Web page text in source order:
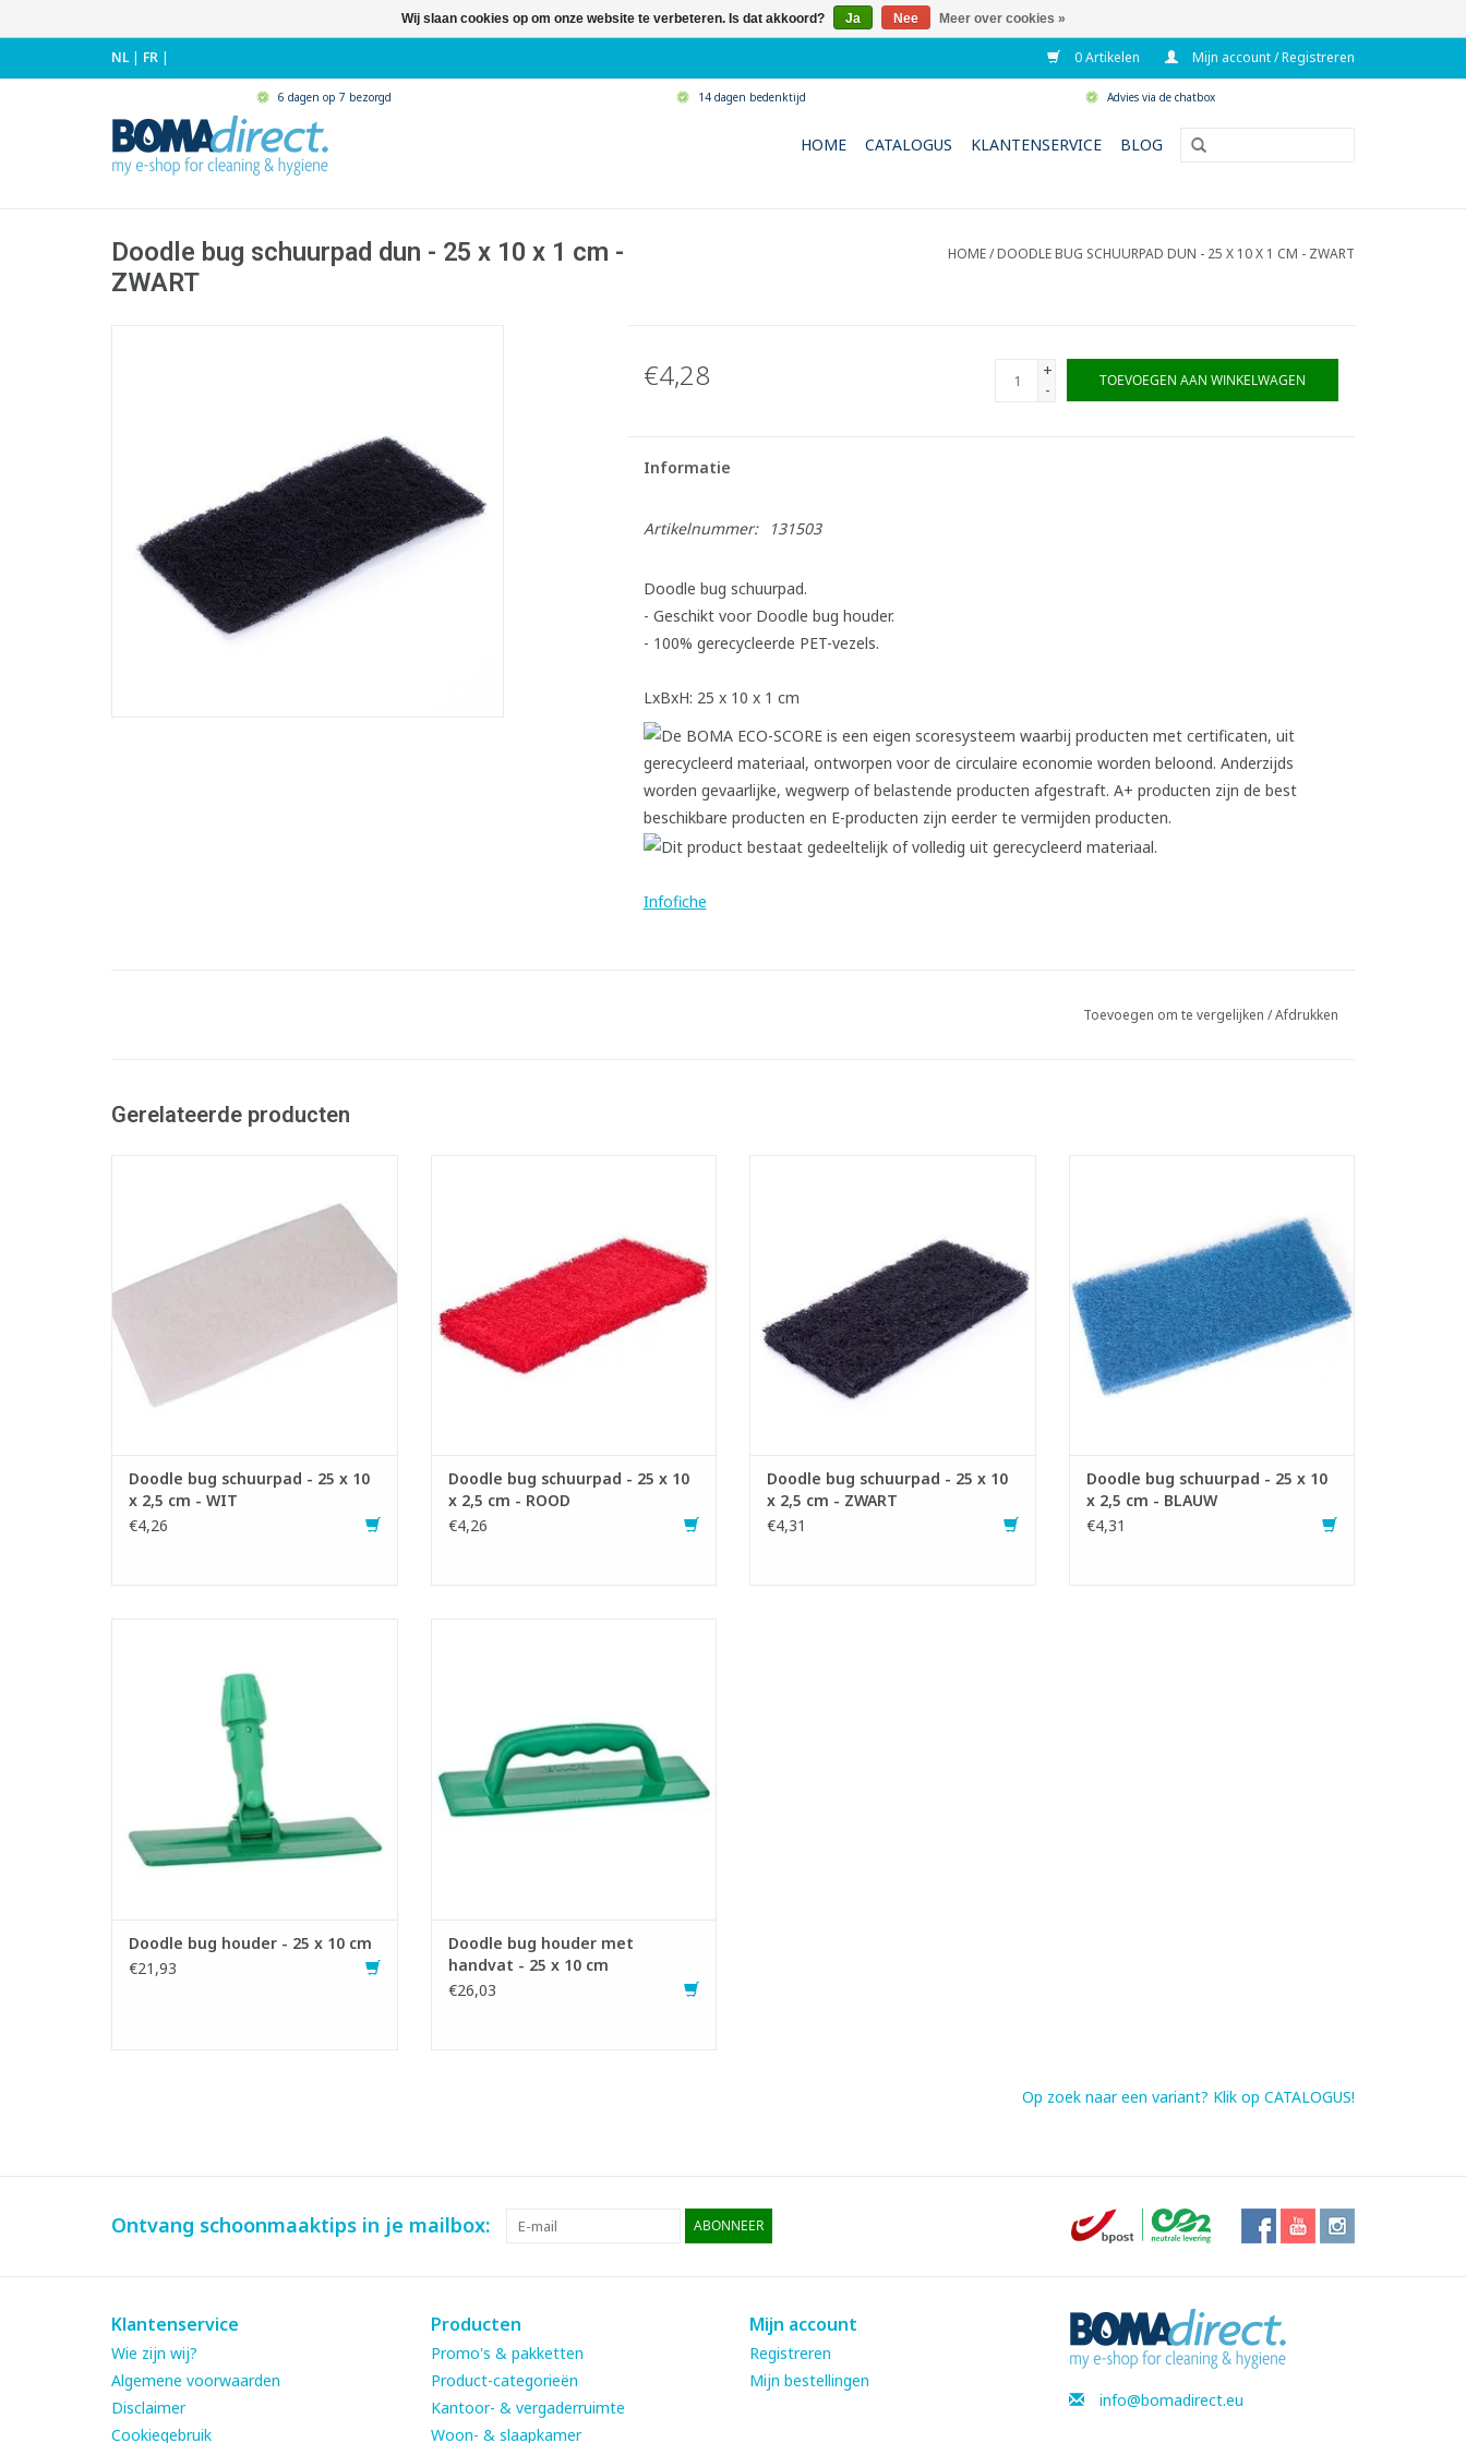
NL| FR | 0 Artikelen Mijn account / Registreren
6 dagen op 7 bezorgd 14 dagen bedenktijd Advies via de chatbox
HOME CATALOGUS KLANTENSERVICE BLOG
Doodle bug schuurpad dun - 25 x 10 x 1 cm -
ZWART
HOME/DOODLE BUG SCHUURPAD DUN - 25 X 10 X 1 CM - ZWART
€4,28
+
-
TOEVOEGEN AAN WINKELWAGEN
Informatie
Artikelnummer: 131503
Doodle bug schuurpad.
- Geschikt voor Doodle bug houder.
- 100% gerecycleerde PET-vezels.
LxBxH: 25 x 10 x 1 cm
Infofiche
Toevoegen om te vergelijken /Afdrukken
Gerelateerde producten
- 100% gerecycleerde PET-vezels.
LxBxH: 25 x 10 x 2,5 cm
- Blauw: halfharde schuurpad.
- Zwart: harde schuurpad.
TOEVOEGEN AAN WINKELWAGEN
Doodle bug schuurpad - 25 x 10
x 2,5 cm - WIT
€4,26
LxBxH: 25 x 10 x 2,5 cm
- Wit: zachte schuurpad.
- Rood: halfzachte schuurpad.
- Blauw: halfharde schuurpad.
- Zwart: harde schuurpad.
Doodle bug schuurpad - 25 x 10
x 2,5 cm - ROOD
€4,26
LxBxH: 25 x 10 x 2,5 cm
- Wit: zachte schuurpad.
- Rood: halfzachte schuurpad.
- Blauw: halfharde schuurpad.
- Zwart: harde schuurpad.
TOEVOEGEN AAN WINKELWAGEN
Doodle bug schuurpad - 25 x 10
x 2,5 cm - ZWART
€4,31
LxBxH: 25 x 10 x 2,5 cm
- Wit: zachte schuurpad.
- Rood: halfzachte schuurpad.
- Blauw: halfharde schuurpad.
- Zwart: harde schuurpad.
TOEVOEGEN AAN WINKELWAGEN
Doodle bug schuurpad - 25 x 10
x 2,5 cm - BLAUW
€4,31
TOEVOEGEN AAN WINKELWAGEN
Doodle bug houder - 25 x 10 cm
€21,93
Doodle bug houder met
handvat - 25 x 10 cm
€26,03
Op zoek naar een variant? Klik op CATALOGUS!
Ontvang schoonmaaktips in je mailbox: ABONNEER
Klantenservice
Wie zijn wij?
Algemene voorwaarden
Disclaimer
Cookiegebruik
Producten
Promo's & pakketten
Product-categorieën
Kantoor- & vergaderruimte
Woon- & slaapkamer
Mijn account
Registreren
Mijn bestellingen
info@bomadirect.eu
Wij slaan cookies op om onze website te verbeteren. Is dat akkoord? Ja Nee Meer over cookies »